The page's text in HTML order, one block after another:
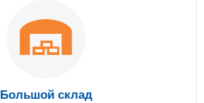
Большой склад